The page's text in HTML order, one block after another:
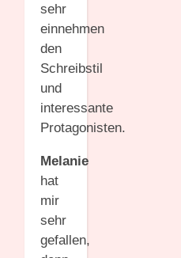
sehr
einnehmen
den
Schreibstil
und
interessante
Protagonisten.
Melanie
hat
mir
sehr
gefallen,